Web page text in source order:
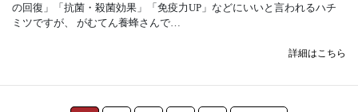
の回復」「抗菌・殺菌効果」「免疫力UP」などにいいと言われるハチ
ミツですが、 がむてん養蜂さんで…
詳細はこちら